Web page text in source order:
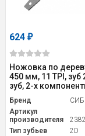
624 ₽
Ножовка по
450 мм, 11 TPI, зуб
зуб, 2-х
Бренд
Артикул
производителя
Тип зубьев
2D